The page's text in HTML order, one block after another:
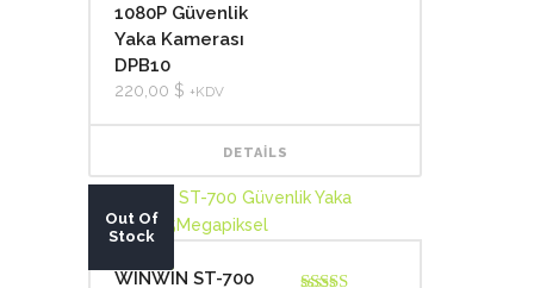
1080P Güvenlik
Yaka Kamerası
DPB10
220,00 $ +KDV
DETAILS
SALE!
Out Of
Stock
WINWIN ST-700